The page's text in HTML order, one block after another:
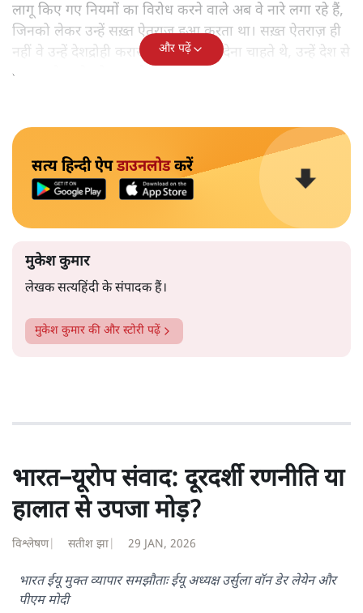
लागू किए गए नियमों का विरोध करने वाले अब वे नारे लगा रहे हैं,
जिनको लेकर उन्हें सख़्त ऐतराज़ हुआ करता था। सख़्त ऐतराज़ ही
नहीं वे उन्हें देशद्रोही करार देकर जेल भेज देना चाहते थे, उन्हें देश से
बाहर चले जाने को कह रहे थे।
और पढ़ें
सत्य हिन्दी ऐपडाउनलोडकरें
मुकेश कुमार
लेखक सत्यहिंदी के संपादक हैं।
मुकेश कुमार की और स्टोरी पढ़ें
भारत–यूरोप संवाद: दूरदर्शी रणनीति या
हालात से उपजा मोड़?
विश्लेषण| सतीश झा 29 JAN, 2026